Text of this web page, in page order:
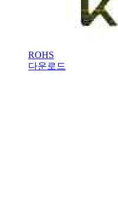
ROHS
다운로드